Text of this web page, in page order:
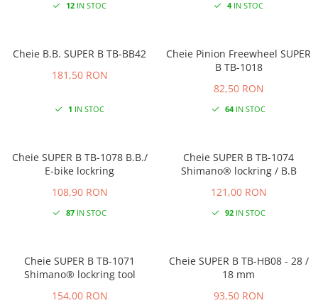
12IN STOC 4IN STOC
Cheie B.B. SUPER B TB-BB42
181,50 RON
1 IN STOC
Cheie Pinion Freewheel SUPER
B TB-1018
82,50 RON
64IN STOC
Cheie SUPER B TB-1078 B.B./
E-bike lockring
108,90 RON
87IN STOC
Cheie SUPER B TB-1074
Shimano® lockring / B.B
121,00 RON
92IN STOC
Cheie SUPER B TB-1071
Shimano® lockring tool
154,00 RON
Cheie SUPER B TB-HB08 - 28 /
18 mm
93,50 RON